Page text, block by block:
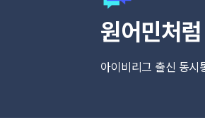
원어민처
아이비리그 출신 동시